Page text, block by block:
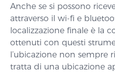
Anche se si possono
attraverso il wi-fi e
localizzazione finale è la
ottenuti con questi
l’ubicazione non sempre
tratta di una ubicazione